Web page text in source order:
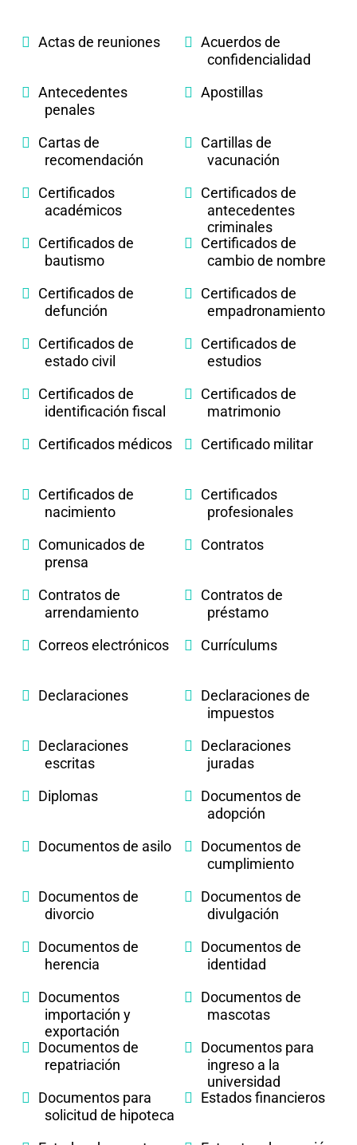
Actas de reuniones
Acuerdos de
confidencialidad
Antecedentes
penales
Apostillas
Cartas de
recomendación
Cartillas de
vacunación
Certificados
académicos
Certificados de
antecedentes
criminales
Certificados de
bautismo
Certificados de
cambio de nombre
Certificados de
defunción
Certificados de
empadronamiento
Certificados de
estado civil
Certificados de
estudios
Certificados de
identificación fiscal
Certificados de
matrimonio
Certificados médicos
Certificado militar
Certificados de
nacimiento
Certificados
profesionales
Comunicados de
prensa
Contratos
Contratos de
arrendamiento
Contratos de
préstamo
Correos electrónicos
Currículums
Declaraciones
Declaraciones de
impuestos
Declaraciones
escritas
Declaraciones
juradas
Diplomas
Documentos de
adopción
Documentos de asilo
Documentos de
cumplimiento
Documentos de
divorcio
Documentos de
divulgación
Documentos de
herencia
Documentos de
identidad
Documentos
importación y
exportación
Documentos de
mascotas
Documentos de
repatriación
Documentos para
ingreso a la
universidad
Documentos para
solicitud de hipoteca
Estados financieros